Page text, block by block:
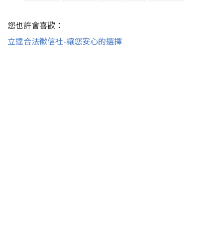
您也許會喜歡：
立達合法徵信社-讓您安心的選擇